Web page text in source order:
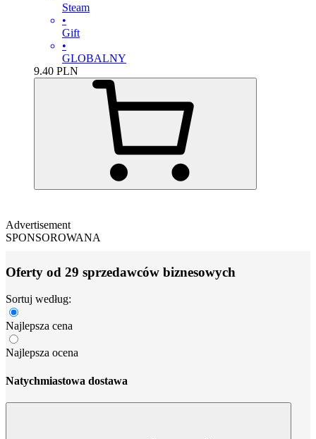
Steam
•
Gift
•
GLOBALNY
9.40 PLN
Advertisement
SPONSOROWANA
Oferty od 29 sprzedawców biznesowych
Sortuj według:
Najlepsza cena
Najlepsza ocena
Natychmiastowa dostawa